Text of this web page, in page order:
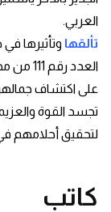
العربي.
تألقها وتأثيرها
العدد
على اكتشاف
تجسد القوة
لتحقيق أحلامهم
كاتب